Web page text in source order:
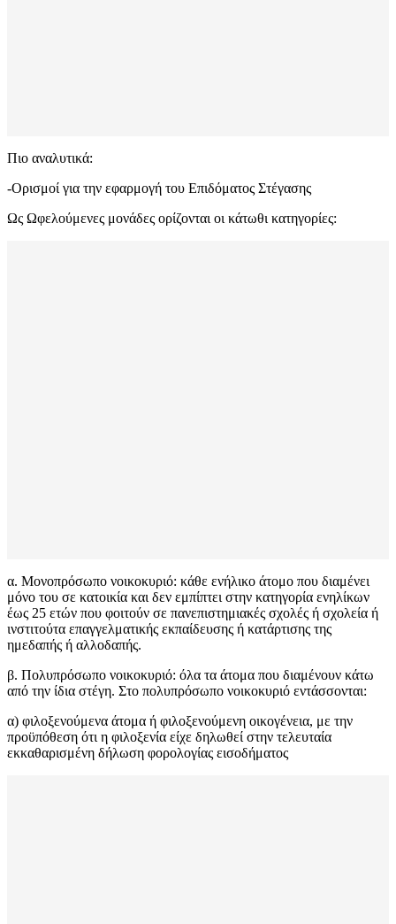
Πιο αναλυτικά:
-Ορισμοί για την εφαρμογή του Επιδόματος Στέγασης
Ως Ωφελούμενες μονάδες ορίζονται οι κάτωθι κατηγορίες:
α. Μονοπρόσωπο νοικοκυριό: κάθε ενήλικο άτομο που διαμένει
μόνο του σε κατοικία και δεν εμπίπτει στην κατηγορία ενηλίκων
έως 25 ετών που φοιτούν σε πανεπιστημιακές σχολές ή σχολεία ή
ινστιτούτα επαγγελματικής εκπαίδευσης ή κατάρτισης της
ημεδαπής ή αλλοδαπής.
β. Πολυπρόσωπο νοικοκυριό: όλα τα άτομα που διαμένουν κάτω
από την ίδια στέγη. Στο πολυπρόσωπο νοικοκυριό εντάσσονται:
α) φιλοξενούμενα άτομα ή φιλοξενούμενη οικογένεια, με την
προϋπόθεση ότι η φιλοξενία είχε δηλωθεί στην τελευταία
εκκαθαρισμένη δήλωση φορολογίας εισοδήματος